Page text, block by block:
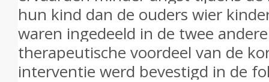
hun kind dan de ouders wier
waren ingedeeld in de twee
therapeutische voordeel van de
interventie werd bevestigd in de